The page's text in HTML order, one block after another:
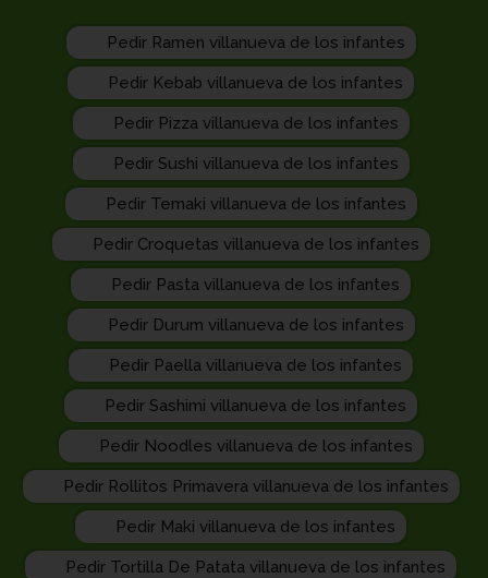
Pedir Ramen villanueva de los infantes
Pedir Kebab villanueva de los infantes
Pedir Pizza villanueva de los infantes
Pedir Sushi villanueva de los infantes
Pedir Temaki villanueva de los infantes
Pedir Croquetas villanueva de los infantes
Pedir Pasta villanueva de los infantes
Pedir Durum villanueva de los infantes
Pedir Paella villanueva de los infantes
Pedir Sashimi villanueva de los infantes
Pedir Noodles villanueva de los infantes
Pedir Rollitos Primavera villanueva de los infantes
Pedir Maki villanueva de los infantes
Pedir Tortilla De Patata villanueva de los infantes